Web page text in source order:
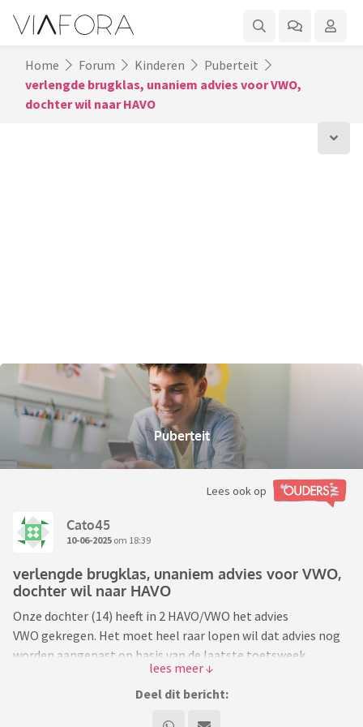
Home Forum Kinderen
Puberteit
verlengde brugklas, unaniem advies voor VWO,
dochter wil naar HAVO
Puberteit
Lees ook op
Cato45
10-06-2025 om 18:39
verlengde brugklas, unaniem advies voor VWO,
dochter wil naar HAVO
Onze dochter (14) heeft in 2 HAVO/VWO het advies
VWO gekregen. Het moet heel raar lopen wil dat advies nog
worden aangepast op basis van de laatste toetsweek.
Haar redenen zijn als volgt: in de eerste plaats is ze van
Deel dit bericht: